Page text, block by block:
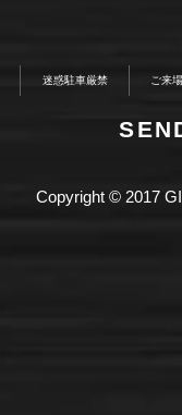
迷惑駐車厳禁 ご来
Copyright © 2017